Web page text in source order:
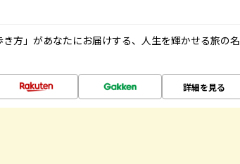
方」があなたにお届けする、人生を輝かせる旅の名
詳細を見る